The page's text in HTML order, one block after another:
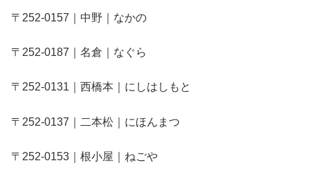
〒252-0157｜中野｜なかの
〒252-0187｜名倉｜なぐら
〒252-0131｜西橋本｜にしはしもと
〒252-0137｜二本松｜にほんまつ
〒252-0153｜根小屋｜ねごや